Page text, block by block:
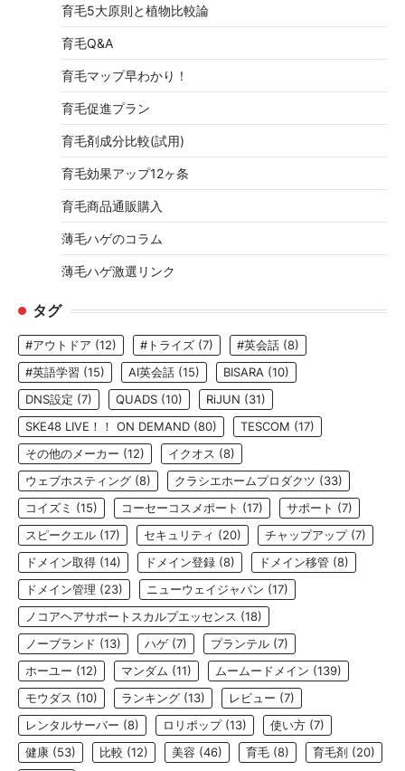
育毛5大原則と植物比較論
育毛Q&A
育毛マップ早わかり！
育毛促進プラン
育毛剤成分比較(試用)
育毛効果アップ12ヶ条
育毛商品通販購入
薄毛ハゲのコラム
薄毛ハゲ激選リンク
タグ
#アウトドア (12) #トライズ (7) #英会話 (8)
#英語学習 (15) AI英会話 (15) BISARA (10)
DNS設定 (7) QUADS (10) RiJUN (31)
SKE48 LIVE！！ ON DEMAND (80) TESCOM (17)
その他のメーカー (12) イクオス (8)
ウェブホスティング (8) クラシエホームプロダクツ (33)
コイズミ (15) コーセーコスメポート (17) サポート (7)
スピークエル (17) セキュリティ (20) チャップアップ(7)
ドメイン取得 (14) ドメイン登録 (8) ドメイン移管 (8)
ドメイン管理 (23) ニューウェイジャパン (17)
ノコアヘアサポートスカルプエッセンス (18)
ノーブランド (13) ハゲ (7) プランテル (7)
ホーユー (12) マンダム (11) ムームードメイン (139)
モウダス (10) ランキング (13) レビュー (7)
レンタルサーバー (8) ロリポップ(13) 使い方 (7)
健康 (53) 比較 (12) 美容 (46) 育毛 (8) 育毛剤 (20)